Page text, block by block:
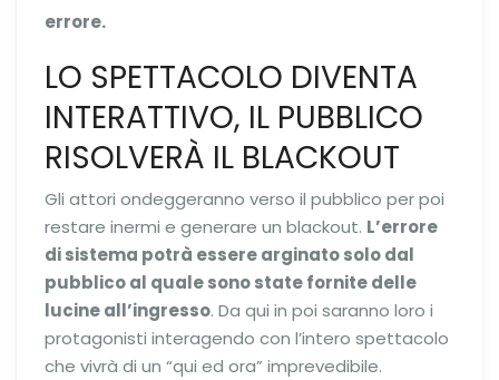
errore.
LO SPETTACOLO DIVENTA
INTERATTIVO, IL PUBBLICO
RISOLVERÀ IL BLACKOUT
Gli attori ondeggeranno verso il pubblico per poi
restare inermi e generare un blackout. L’errore
di sistema potrà essere arginato solo dal
pubblico al quale sono state fornite delle
lucine all’ingresso. Da qui in poi saranno loro i
protagonisti interagendo con l’intero spettacolo
che vivrà di un “qui ed ora” imprevedibile.